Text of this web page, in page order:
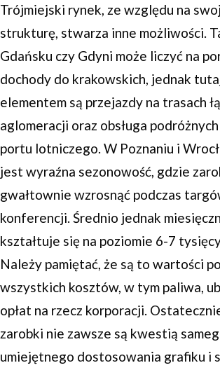
Trójmiejski rynek, ze względu na
strukturę, stwarza inne możliwości.
Gdańsku czy Gdyni może liczyć na
dochody do krakowskich, jednak
elementem są przejazdy na trasach
aglomeracji oraz obsługa
portu lotniczego. W Poznaniu i
jest wyraźna sezonowość, gdzie
gwałtownie wzrosnąć podczas
konferencji. Średnio jednak
kształtuje się na poziomie 6-7
Należy pamiętać, że są to wartości
wszystkich kosztów, w tym paliwa,
opłat na rzecz korporacji.
zarobki nie zawsze są kwestią
umiejętnego dostosowania grafiku i